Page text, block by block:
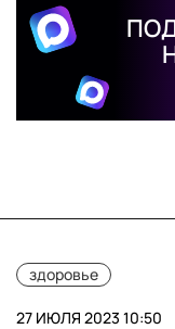
здоровье
27 ИЮЛЯ 2023 10:50